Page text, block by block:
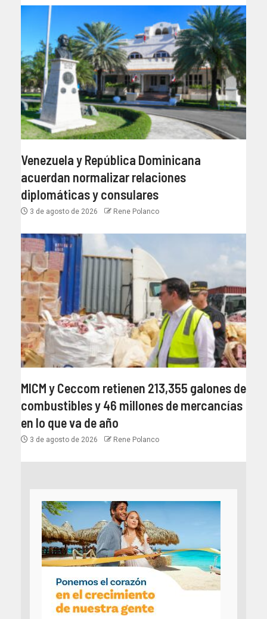
Venezuela y República Dominicana
acuerdan normalizar relaciones
diplomáticas y consulares
3 de agosto de 2026 Rene Polanco
MICM y Ceccom retienen 213,355 galones de
combustibles y 46 millones de mercancías
en lo que va de año
3 de agosto de 2026 Rene Polanco